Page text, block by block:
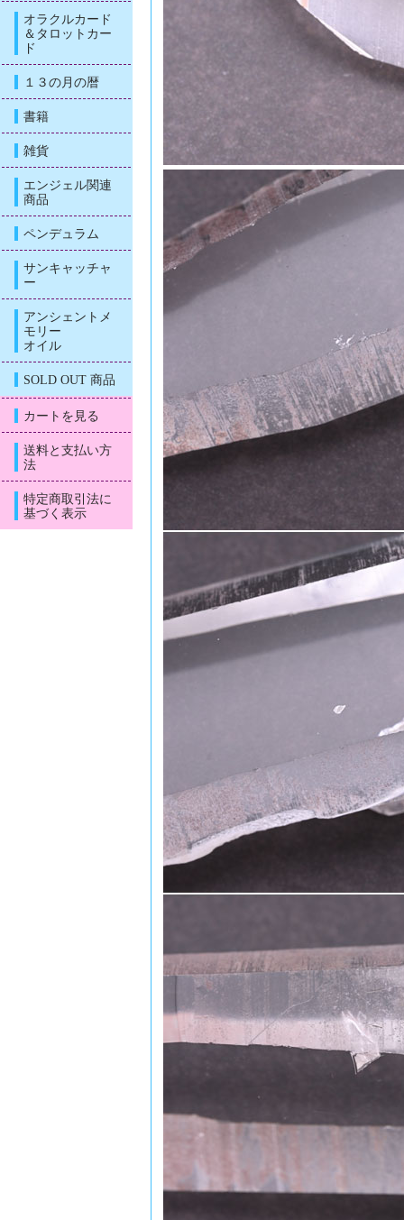
オラクルカード
＆タロットカー
ド
１３の月の暦
書籍
雑貨
エンジェル関連
商品
ペンデュラム
サンキャッチャ
ー
アンシェントメ
モリー
オイル
SOLD OUT 商品
カートを見る
送料と支払い方
法
特定商取引法に
基づく表示